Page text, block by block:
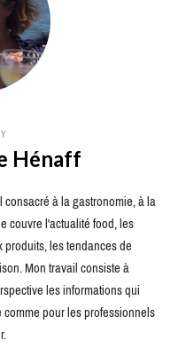
Hénaff
à la gastronomie, à la
couvre l'actualité food, les
les tendances de
Mon travail consiste à
les informations qui
pour les professionnels